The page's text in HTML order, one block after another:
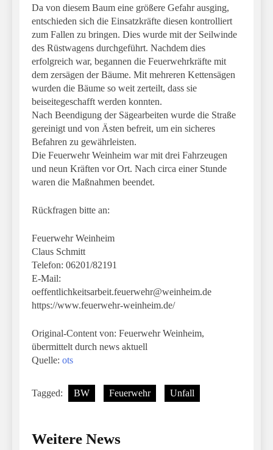
Da von diesem Baum eine größere Gefahr ausging,
entschieden sich die Einsatzkräfte diesen kontrolliert
zum Fallen zu bringen. Dies wurde mit der Seilwinde
des Rüstwagens durchgeführt. Nachdem dies
erfolgreich war, begannen die Feuerwehrkräfte mit
dem zersägen der Bäume. Mit mehreren Kettensägen
wurden die Bäume so weit zerteilt, dass sie
beiseitegeschafft werden konnten.
Nach Beendigung der Sägearbeiten wurde die Straße
gereinigt und von Ästen befreit, um ein sicheres
Befahren zu gewährleisten.
Die Feuerwehr Weinheim war mit drei Fahrzeugen
und neun Kräften vor Ort. Nach circa einer Stunde
waren die Maßnahmen beendet.
Rückfragen bitte an:
Feuerwehr Weinheim
Claus Schmitt
Telefon: 06201/82191
E-Mail:
oeffentlichkeitsarbeit.feuerwehr@weinheim.de
https://www.feuerwehr-weinheim.de/
Original-Content von: Feuerwehr Weinheim,
übermittelt durch news aktuell
Quelle: ots
Tagged: BW Feuerwehr Unfall
Weitere News